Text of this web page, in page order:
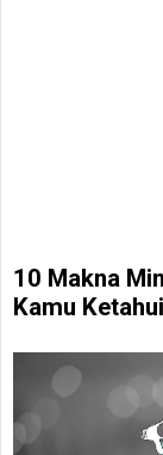
10 Makna
Kamu Ketahui